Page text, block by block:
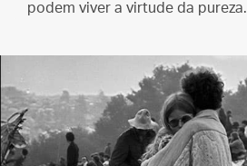
podem viver a virtude da pureza.